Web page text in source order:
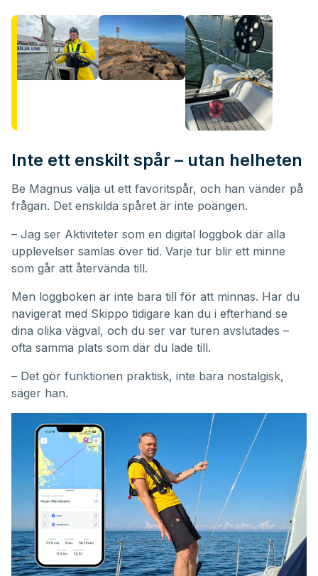
Inte ett enskilt spår – utan helheten
Be Magnus välja ut ett favoritspår, och han vänder på
frågan. Det enskilda spåret är inte poängen.
– Jag ser Aktiviteter som en digital loggbok där alla
upplevelser samlas över tid. Varje tur blir ett minne
som går att återvända till.
Men loggboken är inte bara till för att minnas. Har du
navigerat med Skippo tidigare kan du i efterhand se
dina olika vägval, och du ser var turen avslutades –
ofta samma plats som där du lade till.
– Det gör funktionen praktisk, inte bara nostalgisk,
säger han.